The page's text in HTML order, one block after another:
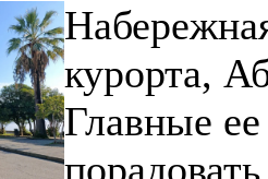
курорта,
Главные